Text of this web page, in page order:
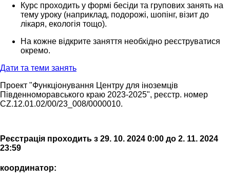
Курс проходить у формі бесіди та групових занять на
тему уроку (наприклад, подорожі, шопінг, візит до
лікаря, екологія тощо).
На кожне відкрите заняття необхідно реєструватися
окремо.
Дати та теми занять
Проект "Функціонування Центру для іноземців
Південноморавського краю 2023-2025", реєстр. номер
CZ.12.01.02/00/23_008/0000010.
Реєстрація проходить з 29. 10. 2024 0:00 до 2. 11. 2024
23:59
координатор: